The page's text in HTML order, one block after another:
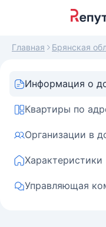
Главная Брянская
Информация о
Квартиры по
Организации в
Характеристики
Управляющая